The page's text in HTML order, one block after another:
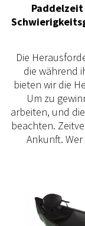
Paddelzeit
Die
die während
bieten wir die
Um zu
arbeiten, und
beachten.
Ankunft.